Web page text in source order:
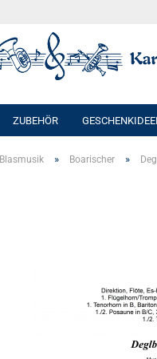
ZUBEHÖR
Blasmusik » Boarischer »